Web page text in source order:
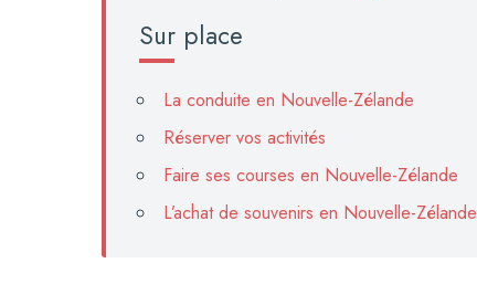
Sur place
La conduite en Nouvelle-Zélande
Réserver vos activités
Faire ses courses en Nouvelle-Zélande
L’achat de souvenirs en Nouvelle-Zélande